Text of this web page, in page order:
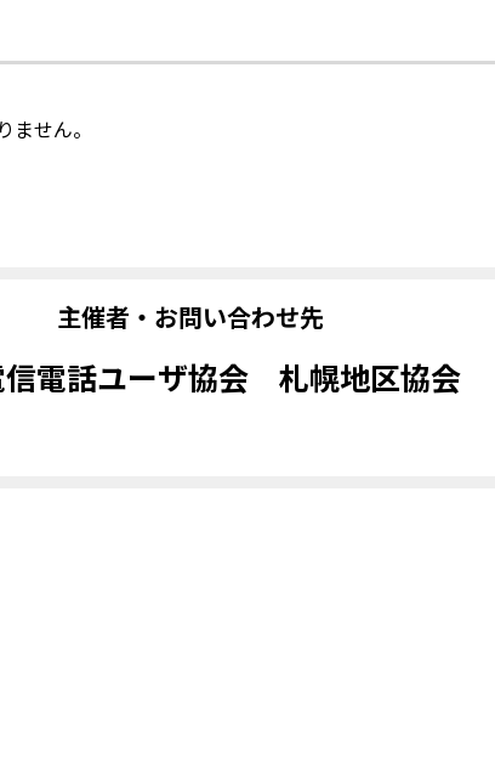
せん。
主催者・お問い合わせ先
信電話ユーザ協会 札幌地区協会